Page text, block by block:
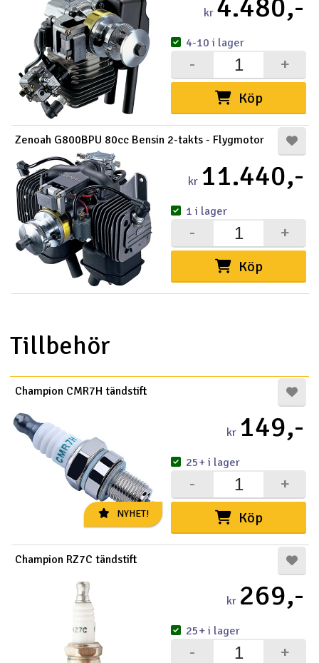
kr 4.480,-
Köp
+
-
4-10 i lager
Zenoah G800BPU 80cc Bensin 2-takts - Flygmotor
kr 11.440,-
Köp
+
-
1 i lager
Tillbehör
NYHET!
Champion CMR7H tändstift
kr 149,-
Köp
+
-
25+ i lager
Champion RZ7C tändstift
kr 269,-
+
-
25+ i lager